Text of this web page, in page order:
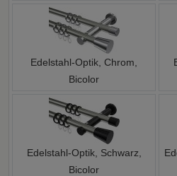
Edelstahl-Optik, Chrom,
Bicolor
Edelstahl-Optik, Schwarz,
Bicolor